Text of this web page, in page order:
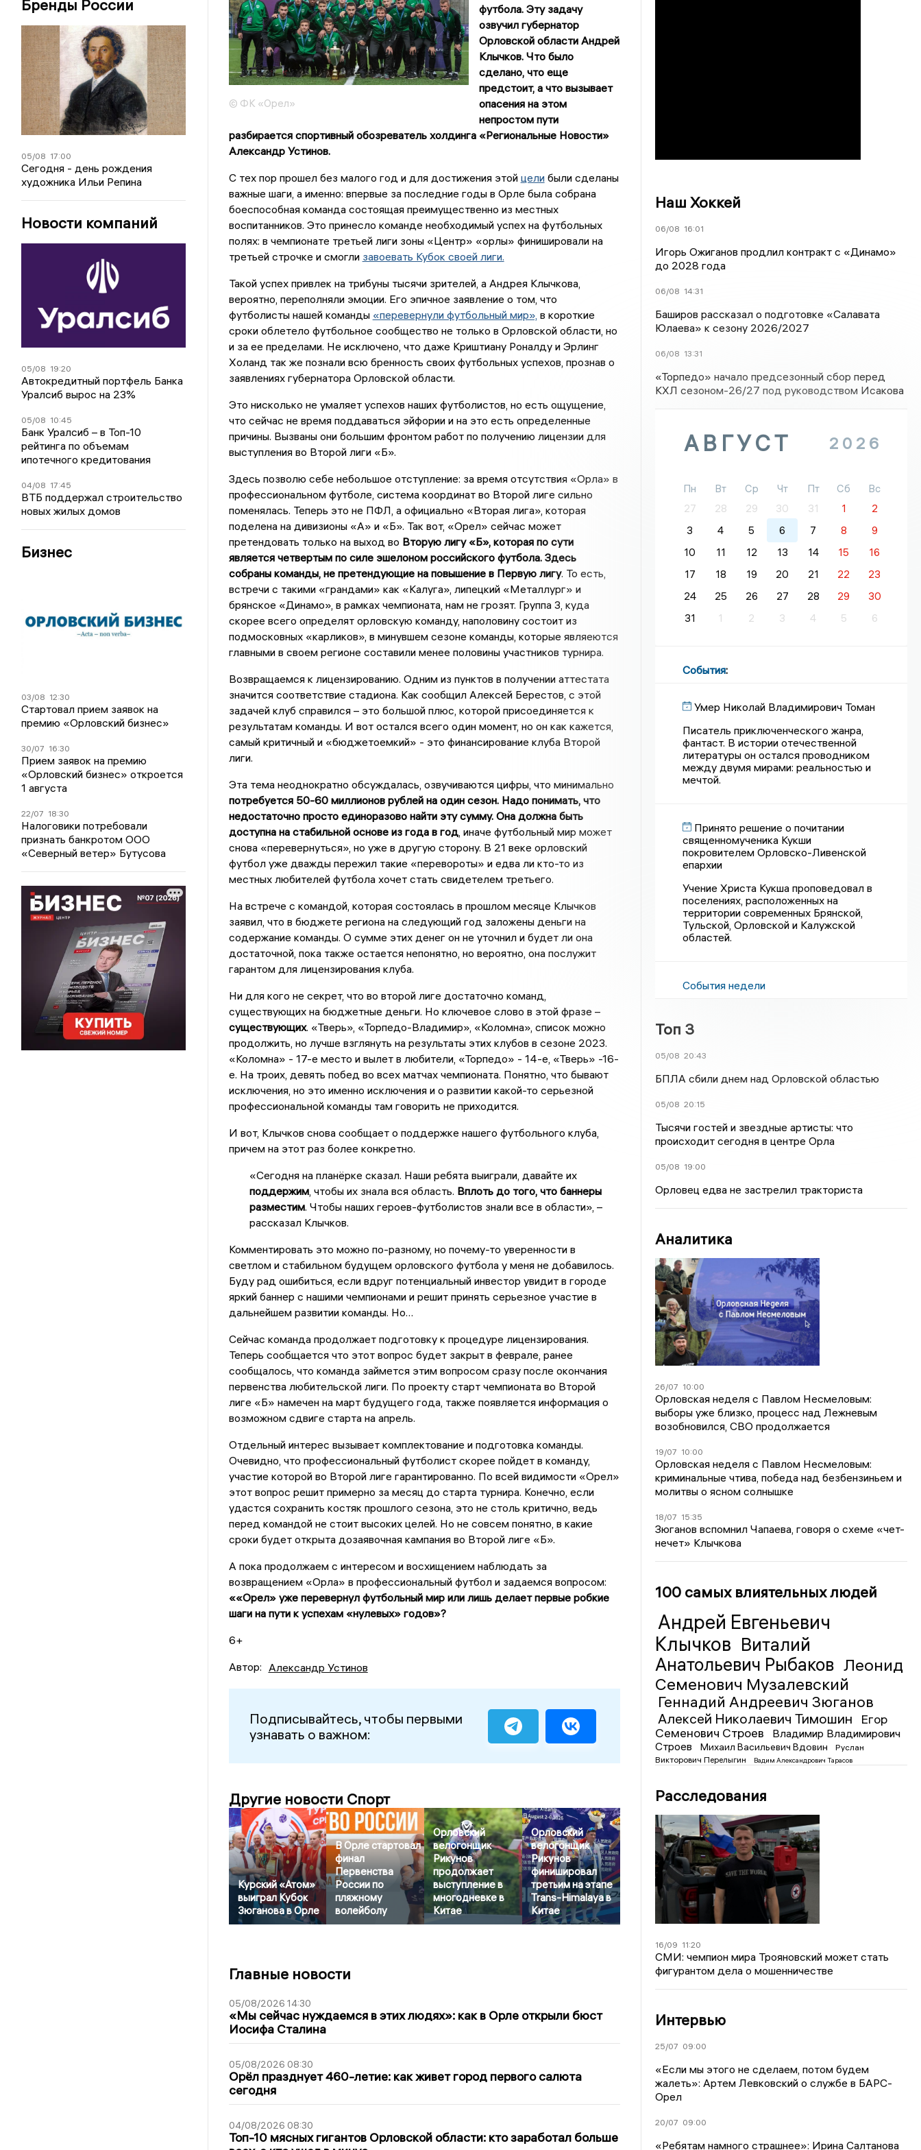
Бренды России
05/08 17:00
Сегодня - день рождения
художника Ильи Репина
Новости компаний
05/08 19:20
Автокредитный портфель Банка
Уралсиб вырос на 23%
05/08 10:45
Банк Уралсиб – в Топ-10
рейтинга по объемам
ипотечного кредитования
04/08 17:45
ВТБ поддержал строительство
новых жилых домов
Бизнес
03/08 12:30
Стартовал прием заявок на
премию «Орловский бизнес»
30/07 16:30
Прием заявок на премию
«Орловский бизнес» откроется
1 августа
22/07 18:30
Налоговики потребовали
признать банкротом ООО
«Северный ветер» Бутусова
© ФК «Орел»
футбола. Эту задачу
озвучил губернатор
Орловской области Андрей
Клычков. Что было
сделано, что еще
предстоит, а что вызывает
опасения на этом
непростом пути
разбирается спортивный обозреватель холдинга «Региональные Новости»
Александр Устинов.
С тех пор прошел без малого год и для достижения этой целибыли сделаны
важные шаги, а именно: впервые за последние годы в Орле была собрана
боеспособная команда состоящая преимущественно из местных
воспитанников. Это принесло команде необходимый успех на футбольных
полях: в чемпионате третьей лиги зоны «Центр» «орлы» финишировали на
третьей строчке и смогли завоевать Кубок своей лиги.
Такой успех привлек на трибуны тысячи зрителей, а Андрея Клычкова,
вероятно, переполняли эмоции. Его эпичное заявление о том, что
футболисты нашей команды «перевернули футбольный мир», в короткие
сроки облетело футбольное сообщество не только в Орловской области, но
и за ее пределами. Не исключено, что даже Криштиану Роналду и Эрлинг
Холанд так же познали всю бренность своих футбольных успехов, прознав о
заявлениях губернатора Орловской области.
Это нисколько не умаляет успехов наших футболистов, но есть ощущение,
что сейчас не время поддаваться эйфории и на это есть определенные
причины. Вызваны они большим фронтом работ по получению лицензии для
выступления во Второй лиги «Б».
Здесь позволю себе небольшое отступление: за время отсутствия «Орла» в
профессиональном футболе, система координат во Второй лиге сильно
поменялась. Теперь это не ПФЛ, а официально «Вторая лига», которая
поделена на дивизионы «А» и «Б». Так вот, «Орел» сейчас может
претендовать только на выход во Вторую лигу «Б», которая по сути
является четвертым по силе эшелоном российского футбола. Здесь
собраны команды, не претендующие на повышение в Первую лигу. То есть,
встречи с такими «грандами» как «Калуга», липецкий «Металлург» и
брянское «Динамо», в рамках чемпионата, нам не грозят. Группа 3, куда
скорее всего определят орловскую команду, наполовину состоит из
подмосковных «карликов», в минувшем сезоне команды, которые являеются
главными в своем регионе составили менее половины участников турнира.
Возвращаемся к лицензированию. Одним из пунктов в получении аттестата
значится соответствие стадиона. Как сообщил Алексей Берестов, с этой
задачей клуб справился – это большой плюс, которой присоединяется к
результатам команды. И вот остался всего один момент, но он как кажется,
самый критичный и «бюджетоемкий» - это финансирование клуба Второй
лиги.
Эта тема неоднократно обсуждалась, озвучиваются цифры, что минимально
потребуется 50-60 миллионов рублей на один сезон. Надо понимать, что
недостаточно просто единоразово найти эту сумму. Она должна быть
доступна на стабильной основе из года в год, иначе футбольный мир может
снова «перевернуться», но уже в другую сторону. В 21 веке орловский
футбол уже дважды пережил такие «перевороты» и едва ли кто-то из
местных любителей футбола хочет стать свидетелем третьего.
На встрече с командой, которая состоялась в прошлом месяце Клычков
заявил, что в бюджете региона на следующий год заложены деньги на
содержание команды. О сумме этих денег он не уточнил и будет ли она
достаточной, пока также остается непонятно, но вероятно, она послужит
гарантом для лицензирования клуба.
Ни для кого не секрет, что во второй лиге достаточно команд,
существующих на бюджетные деньги. Но ключевое слово в этой фразе –
существующих. «Тверь», «Торпедо-Владимир», «Коломна», список можно
продолжить, но лучше взглянуть на результаты этих клубов в сезоне 2023.
«Коломна» - 17-е место и вылет в любители, «Торпедо» - 14-е, «Тверь» -16-
е. На троих, девять побед во всех матчах чемпионата. Понятно, что бывают
исключения, но это именно исключения и о развитии какой-то серьезной
профессиональной команды там говорить не приходится.
И вот, Клычков снова сообщает о поддержке нашего футбольного клуба,
причем на этот раз более конкретно.
«Сегодня на планёрке сказал. Наши ребята выиграли, давайте их
поддержим, чтобы их знала вся область. Вплоть до того, что баннеры
разместим. Чтобы наших героев-футболистов знали все в области», –
рассказал Клычков.
Комментировать это можно по-разному, но почему-то уверенности в
светлом и стабильном будущем орловского футбола у меня не добавилось.
Буду рад ошибиться, если вдруг потенциальный инвестор увидит в городе
яркий баннер с нашими чемпионами и решит принять серьезное участие в
дальнейшем развитии команды. Но…
Сейчас команда продолжает подготовку к процедуре лицензирования.
Теперь сообщается что этот вопрос будет закрыт в феврале, ранее
сообщалось, что команда займется этим вопросом сразу после окончания
первенства любительской лиги. По проекту старт чемпионата во Второй
лиге «Б» намечен на март будущего года, также появляется информация о
возможном сдвиге старта на апрель.
Отдельный интерес вызывает комплектование и подготовка команды.
Очевидно, что профессиональный футболист скорее пойдет в команду,
участие которой во Второй лиге гарантированно. По всей видимости «Орел»
этот вопрос решит примерно за месяц до старта турнира. Конечно, если
удастся сохранить костяк прошлого сезона, это не столь критично, ведь
перед командой не стоит высоких целей. Но не совсем понятно, в какие
сроки будет открыта дозаявочная кампания во Второй лиге «Б».
А пока продолжаем с интересом и восхищением наблюдать за
возвращением «Орла» в профессиональный футбол и задаемся вопросом:
««Орел» уже перевернул футбольный мир или лишь делает первые робкие
шаги на пути к успехам «нулевых» годов»?
6+
Автор: Александр Устинов
Подписывайтесь, чтобы первыми
узнавать о важном:
Другие новости Спорт
Курский «Атом»
выиграл Кубок
Зюганова в Орле
В Орле стартовал
финал
Первенства
России по
пляжному
волейболу
Орловский
велогонщик
Рикунов
продолжает
выступление в
многодневке в
Китае
Орловский
велогонщик
Рикунов
финишировал
третьим на этапе
Trans-Himalaya в
Китае
Главные новости
05/08/2026 14:30
«Мы сейчас нуждаемся в этих людях»: как в Орле открыли бюст
Иосифа Сталина
05/08/2026 08:30
Орёл празднует 460-летие: как живет город первого салюта
сегодня
04/08/2026 08:30
Топ-10 мясных гигантов Орловской области: кто заработал больше
Наш Хоккей
06/08 16:01
Игорь Ожиганов продлил контракт с «Динамо»
до 2028 года
06/08 14:31
Баширов рассказал о подготовке «Салавата
Юлаева» к сезону 2026/2027
06/08 13:31
«Торпедо» начало предсезонный сбор перед
КХЛ сезоном-26/27 под руководством Исакова
АВГУСТ 2026
Пн Вт Ср Чт Пт Сб
Вс
27
28 29 30 31 1
2
3
4 5 6 7 8
9
10
11 12 13 14 15
16
17
18 19 20 21 22
23
24
25 26 27 28 29
30
31
1 2 3 4 5 6
События:
Умер Николай Владимирович Томан
Писатель приключенческого жанра,
фантаст. В истории отечественной
литературы он остался проводником
между двумя мирами: реальностью и
мечтой.
Принято решение о почитании
священномученика Кукши
покровителем Орловско-Ливенской
епархии
Учение Христа Кукша проповедовал в
поселениях, расположенных на
территории современных Брянской,
Тульской, Орловской и Калужской
областей.
События недели
Топ 3
05/08 20:43
БПЛА сбили днем над Орловской областью
05/08 20:15
Тысячи гостей и звездные артисты: что
происходит сегодня в центре Орла
05/08 19:00
Орловец едва не застрелил тракториста
Аналитика
26/07 10:00
Орловская неделя с Павлом Несмеловым:
выборы уже близко, процесс над Лежневым
возобновился, СВО продолжается
19/07 10:00
Орловская неделя с Павлом Несмеловым:
криминальные чтива, победа над безбензиньем и
молитвы о ясном солнышке
18/07 15:35
Зюганов вспомнил Чапаева, говоря о схеме «чет-
нечет» Клычкова
100 самых влиятельных людей
Андрей Евгеньевич
Клычков Виталий
Анатольевич Рыбаков Леонид
Семенович Музалевский
Геннадий Андреевич Зюганов
Алексей Николаевич Тимошин
Егор
Семенович Строев
Владимир Владимирович
Строев
Михаил Васильевич Вдовин
Руслан
Викторович Перелыгин
Вадим Александрович Тарасов
Расследования
16/09 11:20
СМИ: чемпион мира Трояновский может стать
фигурантом дела о мошенничестве
Интервью
25/07 09:00
«Если мы этого не сделаем, потом будем
жалеть»: Артем Левковский о службе в БАРС-
Орел
20/07 09:00
«Ребятам намного страшнее»: Ирина Салтанова